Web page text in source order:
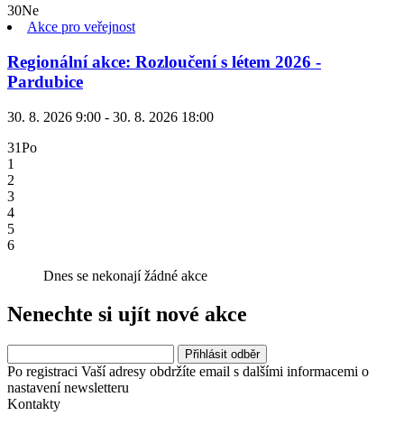
30Ne
Akce pro veřejnost
Regionální akce: Rozloučení s létem 2026 -
Pardubice
30. 8. 2026 9:00 - 30. 8. 2026 18:00
31Po
1
2
3
4
5
6
Dnes se nekonají žádné akce
Nenechte si ujít nové akce
Po registraci Vaší adresy obdržíte email s dalšími informacemi o
nastavení newsletteru
Kontakty